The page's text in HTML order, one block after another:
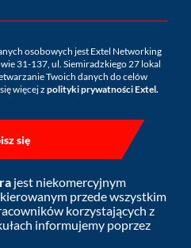
osobowych jest Extel Networking
31-137, ul. Siemiradzkiego 27 lokal
Twoich danych do celów
więcej z polityki prywatności Extel.
jest niekomercyjnym
przede wszystkim
korzystających z
informujemy poprzez